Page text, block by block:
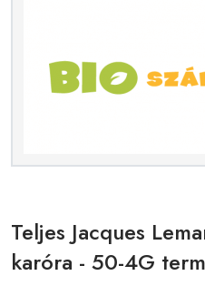
Teljes Jacques
karóra - 50-4G